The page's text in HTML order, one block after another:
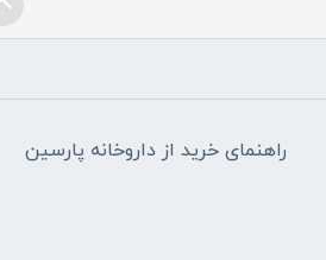
راهنمای خرید از داروخانه پارسین